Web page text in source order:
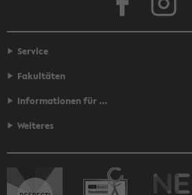
Service
Fakultäten
Informationen für ...
Weiteres